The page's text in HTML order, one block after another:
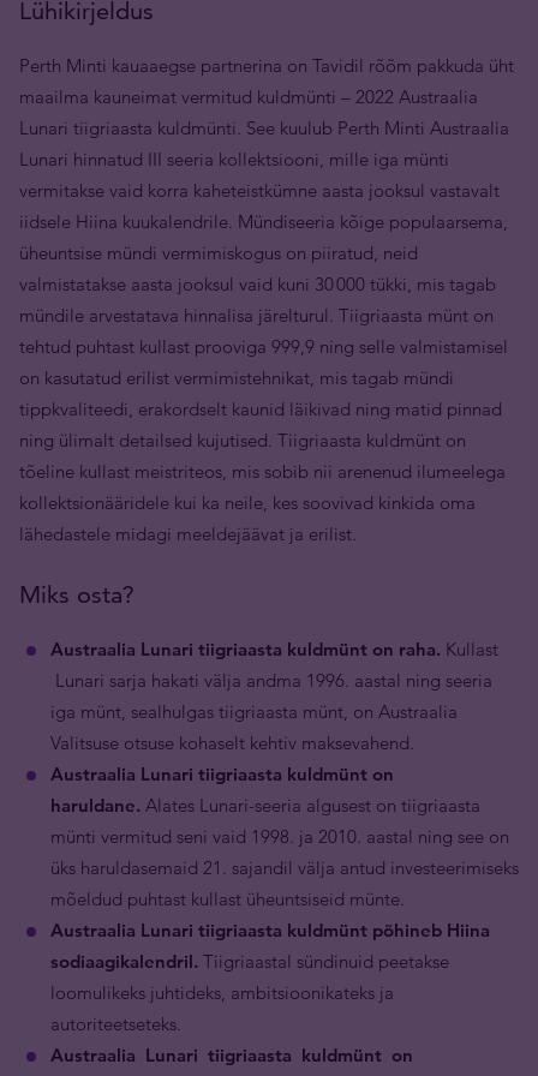
Lühikirjeldus
Perth Minti kauaaegse partnerina on Tavidil rõõm pakkuda üht
maailma kauneimat vermitud kuldmünti – 2022 Austraalia
Lunari tiigriaasta kuldmünti. See kuulub Perth Minti Austraalia
Lunari hinnatud III seeria kollektsiooni, mille iga münti
vermitakse vaid korra kaheteistkümne aasta jooksul vastavalt
iidsele Hiina kuukalendrile. Mündiseeria kõige populaarsema,
üheuntsise mündi vermimiskogus on piiratud, neid
valmistatakse aasta jooksul vaid kuni 30 000 tükki, mis tagab
mündile arvestatava hinnalisa järelturul. Tiigriaasta münt on
tehtud puhtast kullast prooviga 999,9 ning selle valmistamisel
on kasutatud erilist vermimistehnikat, mis tagab mündi
tippkvaliteedi, erakordselt kaunid läikivad ning matid pinnad
ning ülimalt detailsed kujutised. Tiigriaasta kuldmünt on
tõeline kullast meistriteos, mis sobib nii arenenud ilumeelega
kollektsionääridele kui ka neile, kes soovivad kinkida oma
lähedastele midagi meeldejäävat ja erilist.
Miks osta?
Austraalia Lunari tiigriaasta kuldmünt on raha. Kullast
Lunari sarja hakati välja andma 1996. aastal ning seeria
iga münt, sealhulgas tiigriaasta münt, on Austraalia
Valitsuse otsuse kohaselt kehtiv maksevahend.
Austraalia Lunari tiigriaasta kuldmünt on
haruldane. Alates Lunari-seeria algusest on tiigriaasta
münti vermitud seni vaid 1998. ja 2010. aastal ning see on
üks haruldasemaid 21. sajandil välja antud investeerimiseks
mõeldud puhtast kullast üheuntsiseid münte.
Austraalia Lunari tiigriaasta kuldmünt põhineb Hiina
sodiaagikalendril. Tiigriaastal sündinuid peetakse
loomulikeks juhtideks, ambitsioonikateks ja
autoriteetseteks.
Austraalia Lunari tiigriaasta kuldmünt on